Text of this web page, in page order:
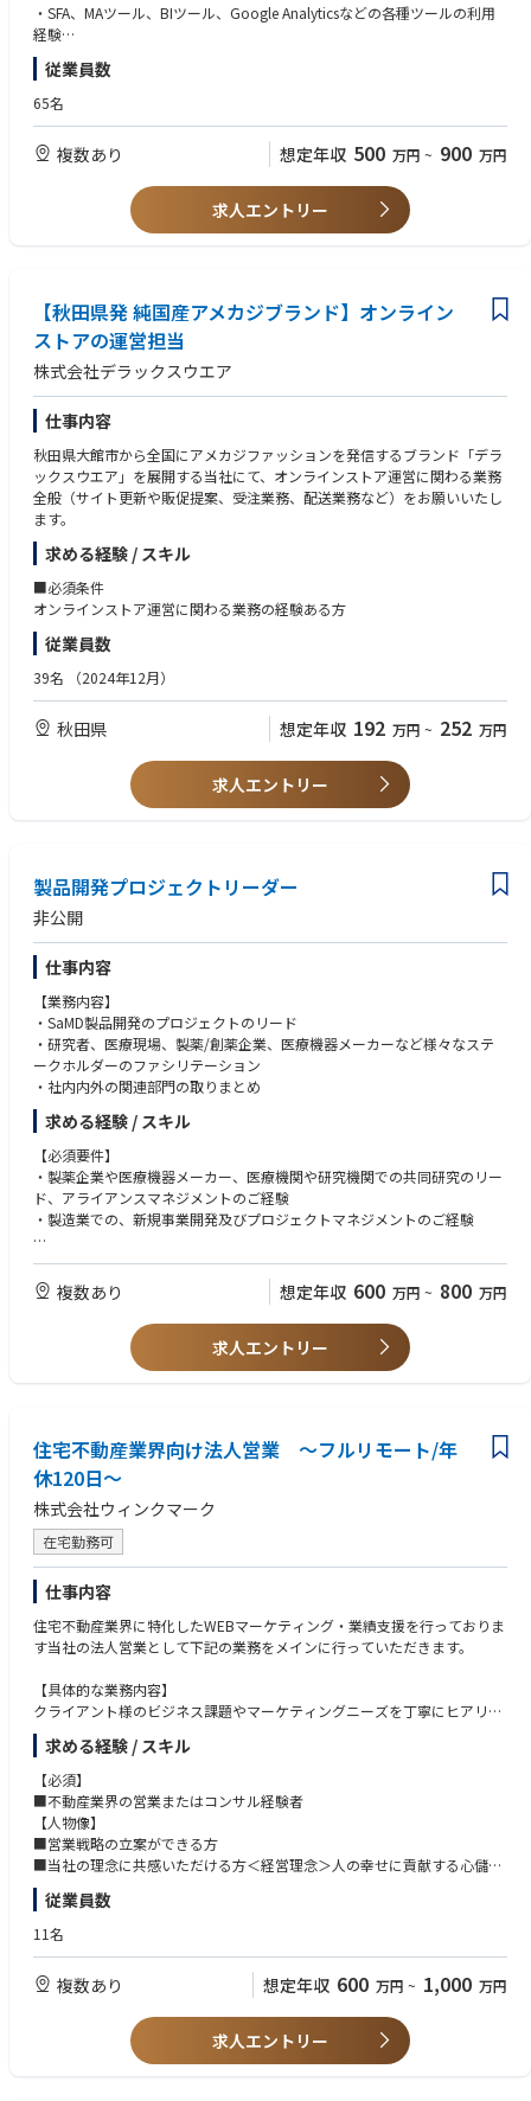
・営業部門と連携し市場へのリーチ手法を立案し、リード獲得
・顧客のフィードバック分析
・既存事業や新規事業立ち上げにマーケティングの観点でコミット
・PdMと連携し、プロダクトのUI/UXをアップデート
・スタートアップ初期のコアメンバーとして、事業推進、組織作りを経験
・電力業界のDXやスタートアップの成長を自分ごととして体験できます。
自治体で採用されると紙面で大きく扱われることが多く、自分の仕事がど
【オンボーディング】
・入社時に、ご希望と弊社の期待値をすり合わせ取り組んでいただきま
す。
・電力業界の知見を資料やメンバー、取締役からインプット。
（業界知見がなくとも、早期にキャチアップ、独り立ちができる体制をと
っています）
・OJT形式でフォローし、商談やプロジェクト同席からスタート。
・SFA、MAツール、BIツール、Google Analyticsなどの各種ツールの利用
経験
・イベント、コンテンツ、デジタルマーケティングを軸としたマーケティ
ング戦略経験
・電力業界の知見
・定量的な分析に基づき戦略を立てて実行したご経験のある方
【求める人物像】
・当社のミッション・ビジョン・バリューに共感してくださる方
持っている方
・裁量や意思決定の責任やプレッシャーを力に変えて、成長したい方
・社内外に対して、公平公正を大切にし仕事に取り組める方
・未経験の事柄があっても、自ら調べ立案し、メンバーにフィードバック
をもらうことで解決策を見つけられる方
・チームとしてより良い成果を出すことにフォーカスできる方
・フルリモートという環境の中で、自己管理で仕事ができる方
従業員数
65名
複数あり 想定年収 500 万円 ~ 900 万円
求人エントリー
【秋田県発 純国産アメカジブランド】オンライン
ストアの運営担当
株式会社デラックスウエア
仕事内容
秋田県大館市から全国にアメカジファッションを発信するブランド「デラ
ックスウエア」を展開する当社にて、オンラインストア運営に関わる業務
全般（サイト更新や販促提案、受注業務、配送業務など）をお願いいたし
ます。
求める経験 / スキル
■必須条件
オンラインストア運営に関わる業務の経験ある方
従業員数
39名 （2024年12月）
秋田県 想定年収 192 万円 ~ 252 万円
求人エントリー
製品開発プロジェクトリーダー
非公開
仕事内容
【業務内容】
・SaMD製品開発のプロジェクトのリード
・研究者、医療現場、製薬/創薬企業、医療機器メーカーなど様々なステ
ークホルダーのファシリテーション
・社内内外の関連部門の取りまとめ
求める経験 / スキル
【必須要件】
・製薬企業や医療機器メーカー、医療機関や研究機関での共同研究のリー
ド、アライアンスマネジメントのご経験
・製造業での、新規事業開発及びプロジェクトマネジメントのご経験
【歓迎要件】
・ヘルスケア領域における戦略コンサルティングファームの実務経験
・事業企画に関わったご経験
・ITプロダクトにおける事業企画経験
複数あり 想定年収 600 万円 ~ 800 万円
求人エントリー
住宅不動産業界向け法人営業 ～フルリモート/年
休120日～
株式会社ウィンクマーク
在宅勤務可
仕事内容
住宅不動産業界に特化したWEBマーケティング・業績支援を行っておりま
す当社の法人営業として下記の業務をメインに行っていただきます。
【具体的な業務内容】
クライアント様のビジネス課題やマーケティングニーズを丁寧にヒアリン
グし、WEBマーケティングとアナログ手法を組み合わせた最適なマーケテ
ィング戦略をご提案いただきます。その上で、クライアント様の業績向上
に貢献していただく役割を担っていただきます。
求める経験 / スキル
【必須】
■不動産業界の営業またはコンサル経験者
【人物像】
■営業戦略の立案ができる方
■当社の理念に共感いただける方＜経営理念＞人の幸せに貢献する心儲け
の会社を目指す
■コミュニケーション力のある方
■クライアント様やチームメンバーとの円滑な連携が可能な方
従業員数
11名
複数あり 想定年収 600 万円 ~ 1,000 万円
求人エントリー